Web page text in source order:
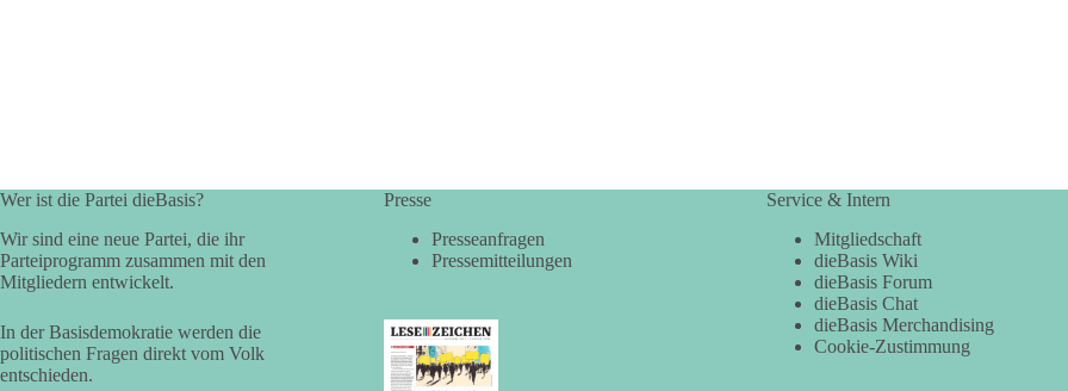
Wer ist die Partei dieBasis?
Wir sind eine neue Partei, die ihr
Parteiprogramm zusammen mit den
Mitgliedern entwickelt.
In der Basisdemokratie werden die
politischen Fragen direkt vom Volk
entschieden.
Presse
Presseanfragen
Pressemitteilungen
Service & Intern
Mitgliedschaft
dieBasis Wiki
dieBasis Forum
dieBasis Chat
dieBasis Merchandising
Cookie-Zustimmung